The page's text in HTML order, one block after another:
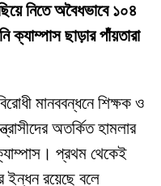
নিতে অবৈধভাবে ১০৪
ছাড়ার পাঁয়তারা
মানববন্ধনে শিক্ষক ও
অতর্কিত হামলার
প্রথম থেকেই
ইন্ধন রয়েছে বলে